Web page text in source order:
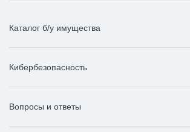
Каталог б/у имущества
Кибербезопасность
Вопросы и ответы